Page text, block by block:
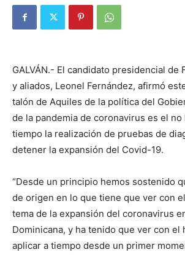
GALVÁN.- El candidato presidencial de
y aliados, Leonel Fernández, afirmó
talón de Aquiles de la política del
de la pandemia de coronavirus es el no
tiempo la realización de pruebas de
detener la expansión del Covid-19.
“Desde un principio hemos sostenido
de origen en lo que tiene que ver con
tema de la expansión del coronavirus
Dominicana, y ha tenido que ver con el
aplicar a tiempo desde un primer